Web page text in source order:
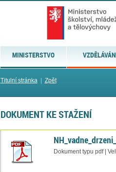
MINISTERSTVO
Titulní stránka| Zpět
DOKUMENT KE STAŽENÍ
Dokument typu pdf |